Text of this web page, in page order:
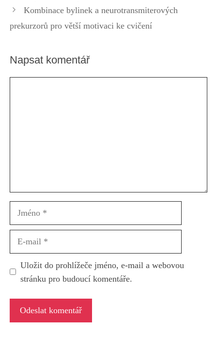
Kombinace bylinek a neurotransmiterových
prekurzorů pro větší motivaci ke cvičení
Napsat komentář
Jméno
Uložit do prohlížeče jméno, e-mail a webovou
stránku pro budoucí komentáře.